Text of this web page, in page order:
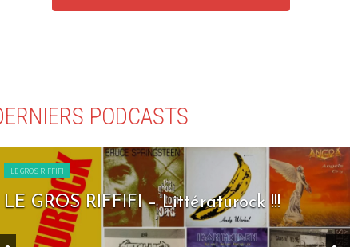
PODCASTS
LE GROS RIFFIFI
LE GROS RIFFIFI – Seven Days To Rock !!!